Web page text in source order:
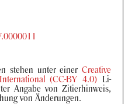
ste­hen unter einer Crea­ti­ve
(CC-BY 4.0) Li­
An­ga­be von Zi­tier­hin­weis,
von Än­de­run­gen.